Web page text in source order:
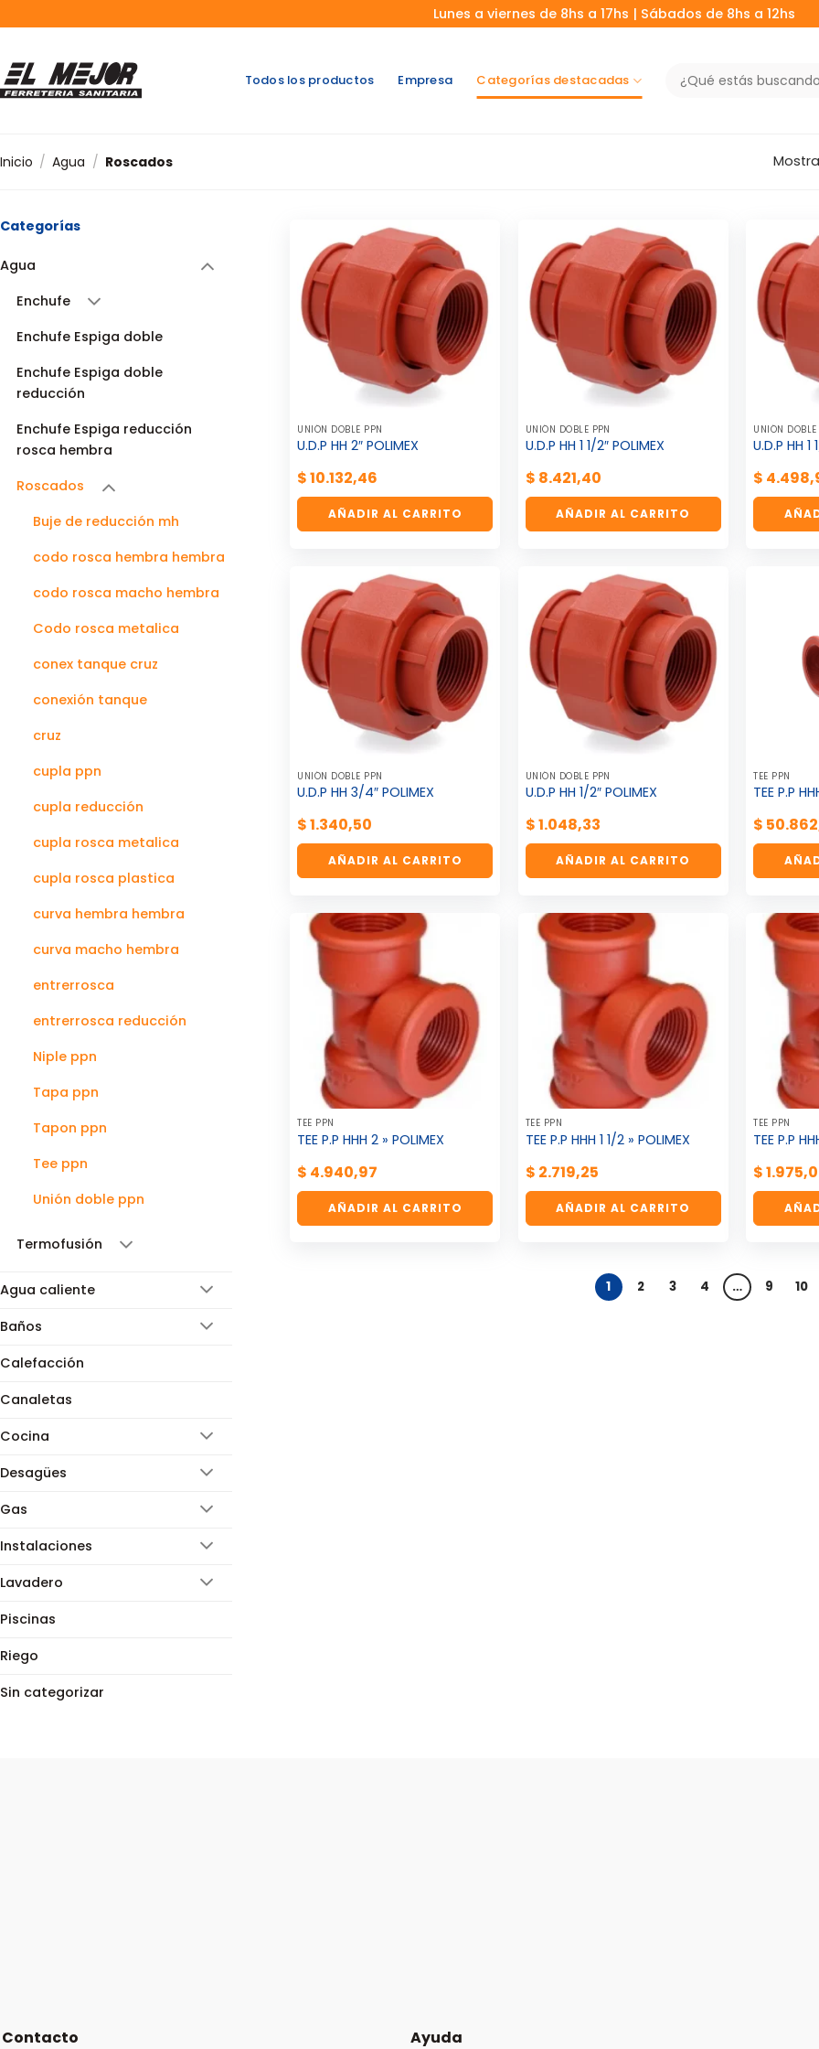
al
Lunes a viernes de 8hs a 17hs | Sábados de 8hs a 12hs
Todos los productos Empresa Categorías destacadas
Buscar
por:
Inicio / Agua / Roscados
Categorías
Agua
Enchufe
Enchufe Espiga doble
Enchufe Espiga doble
reducción
Enchufe Espiga reducción
rosca hembra
Roscados
Buje de reducción mh
codo rosca hembra hembra
codo rosca macho hembra
Codo rosca metalica
conex tanque cruz
conexión tanque
cruz
cupla ppn
cupla reducción
cupla rosca metalica
cupla rosca plastica
curva hembra hembra
curva macho hembra
entrerrosca
entrerrosca reducción
Niple ppn
Tapa ppn
Tapon ppn
Tee ppn
Unión doble ppn
Termofusión
Agua caliente
Baños
Calefacción
Canaletas
Cocina
Desagües
Gas
Instalaciones
Lavadero
Piscinas
Riego
Sin categorizar
UNIÓN DOBLE PPN
U.D.P HH 2″ POLIMEX
$10.132,46
AÑADIR AL CARRITO
UNIÓN DOBLE PPN
U.D.P HH 1 1/2″ POLIMEX
$ 8.421,40
AÑADIR AL CARRITO
UNIÓN
U.D.P HH 1
$
UNIÓN DOBLE PPN
U.D.P HH 3/4″ POLIMEX
$1.340,50
AÑADIR AL CARRITO
UNIÓN DOBLE PPN
U.D.P HH 1/2″ POLIMEX
$1.048,33
AÑADIR AL CARRITO
TEE PPN
TEE P.P
$
TEE PPN
TEE P.P HHH 2 » POLIMEX
$ 4.940,97
AÑADIR AL CARRITO
TEE PPN
TEE P.P HHH 1 1/2 » POLIMEX
$ 2.719,25
AÑADIR AL CARRITO
TEE PPN
TEE P.P
$
1 2 3 4 … 9 10
Contacto Ayuda